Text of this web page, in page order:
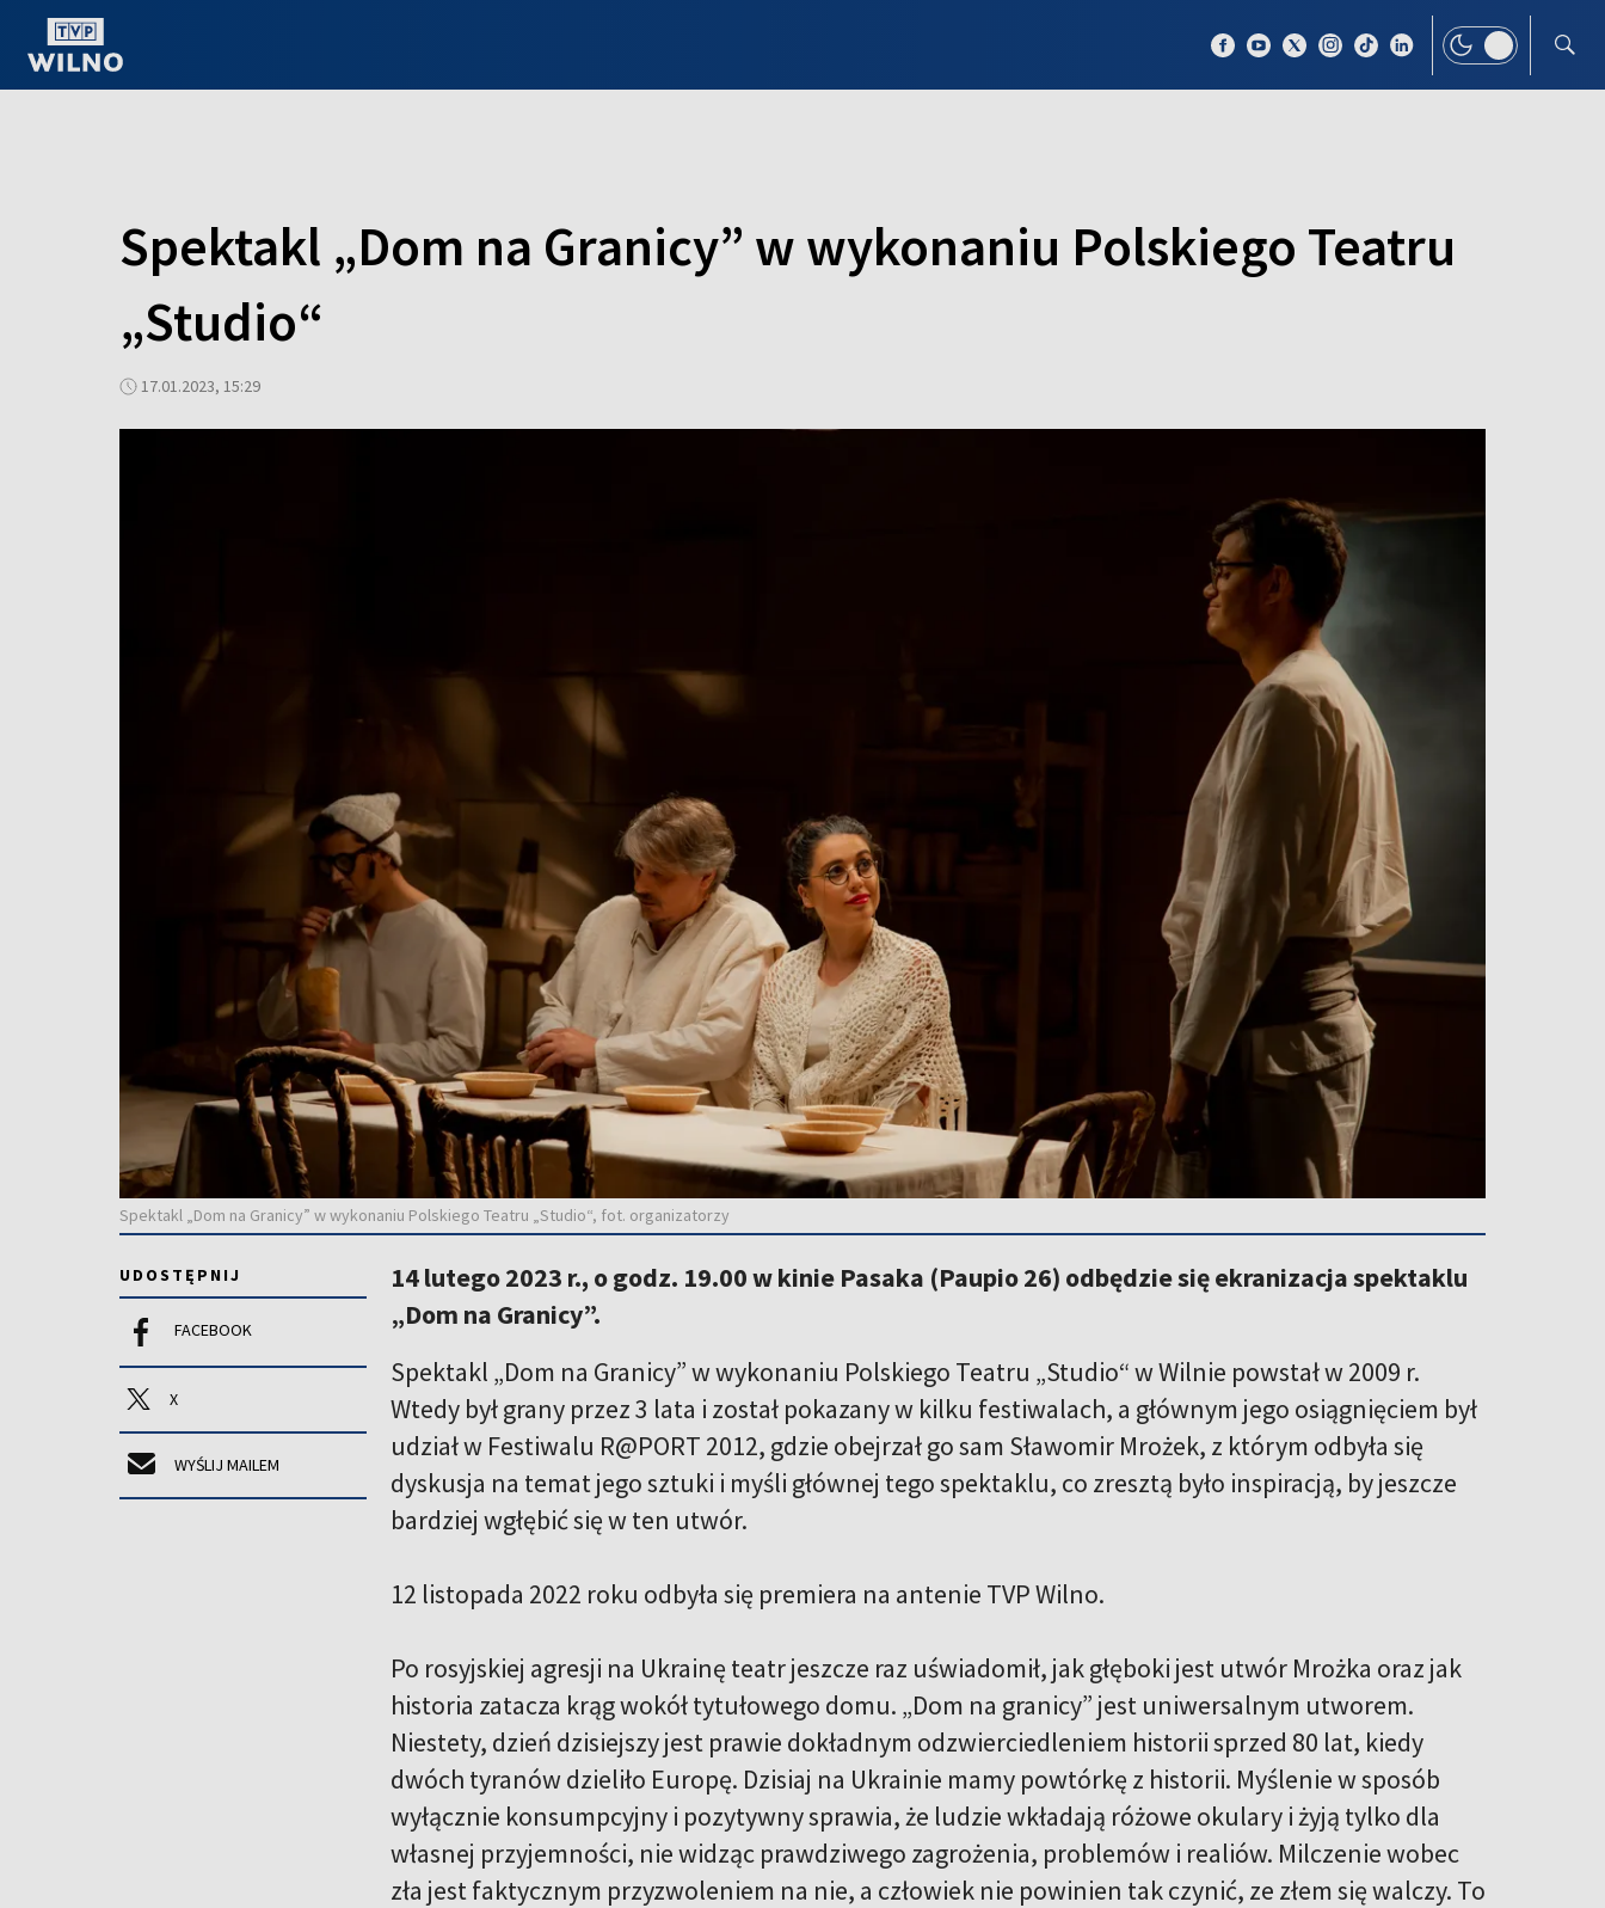
Spektakl „Dom na Granicy” w wykonaniu Polskiego Teatru
„Studio“
17.01.2023, 15:29
Spektakl „Dom na Granicy” w wykonaniu Polskiego Teatru „Studio“, fot. organizatorzy
UDOSTĘPNIJ
FACEBOOK
X
WYŚLIJ MAILEM
14 lutego 2023 r., o godz. 19.00 w kinie Pasaka (Paupio 26) odbędzie się ekranizacja spektaklu
„Dom na Granicy”.
Spektakl „Dom na Granicy” w wykonaniu Polskiego Teatru „Studio“ w Wilnie powstał w 2009 r.
Wtedy był grany przez 3 lata i został pokazany w kilku festiwalach, a głównym jego osiągnięciem był
udział w Festiwalu R@PORT 2012, gdzie obejrzał go sam Sławomir Mrożek, z którym odbyła się
dyskusja na temat jego sztuki i myśli głównej tego spektaklu, co zresztą było inspiracją, by jeszcze
bardziej wgłębić się w ten utwór.
12 listopada 2022 roku odbyła się premiera na antenie TVP Wilno.
Po rosyjskiej agresji na Ukrainę teatr jeszcze raz uświadomił, jak głęboki jest utwór Mrożka oraz jak
historia zatacza krąg wokół tytułowego domu. „Dom na granicy” jest uniwersalnym utworem.
Niestety, dzień dzisiejszy jest prawie dokładnym odzwierciedleniem historii sprzed 80 lat, kiedy
dwóch tyranów dzieliło Europę. Dzisiaj na Ukrainie mamy powtórkę z historii. Myślenie w sposób
wyłącznie konsumpcyjny i pozytywny sprawia, że ludzie wkładają różowe okulary i żyją tylko dla
własnej przyjemności, nie widząc prawdziwego zagrożenia, problemów i realiów. Milczenie wobec
zła jest faktycznym przyzwoleniem na nie, a człowiek nie powinien tak czynić, ze złem się walczy. To